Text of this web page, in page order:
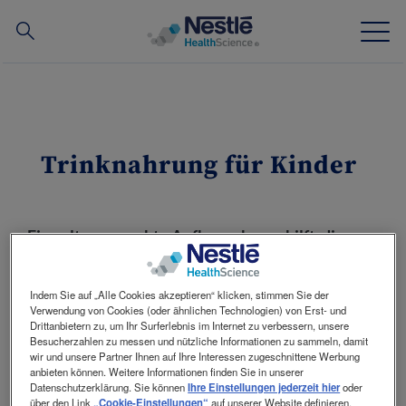
Unser Know-how
Kostenübernahme
Contact
Kontakt
Trinknahrung für Kinder
Eine altersgerechte Aufbaunahrung hilft, die
optimale Entwicklung zu unterstützen.
Manche Stoffwechselsituationen erfordern
zusätzliche Nahrung. Bei erhöhtem
Energiebedarf und/oder reduzierter
Nahrungsaufnahme reichen die gewohnten
Mahlzeiten oft nicht mehr aus, um den Bedarf
Indem Sie auf „Alle Cookies akzeptieren“ klicken, stimmen Sie der
Verwendung von Cookies (oder ähnlichen Technologien) von Erst- und
Drittanbietern zu, um Ihr Surferlebnis im Internet zu verbessern, unsere
Besucherzahlen zu messen und nützliche Informationen zu sammeln, damit
wir und unsere Partner Ihnen auf Ihre Interessen zugeschnittene Werbung
anbieten können. Weitere Informationen finden Sie in unserer
Datenschutzerklärung. Sie könnenIhre Einstellungen jederzeit hieroder
über den Link „Cookie-Einstellungen“ auf unserer Website definieren.